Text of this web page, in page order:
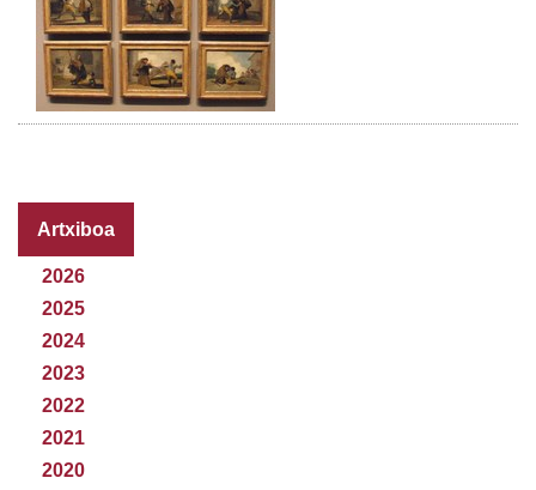
Artxiboa
2026
2025
2024
2023
2022
2021
2020